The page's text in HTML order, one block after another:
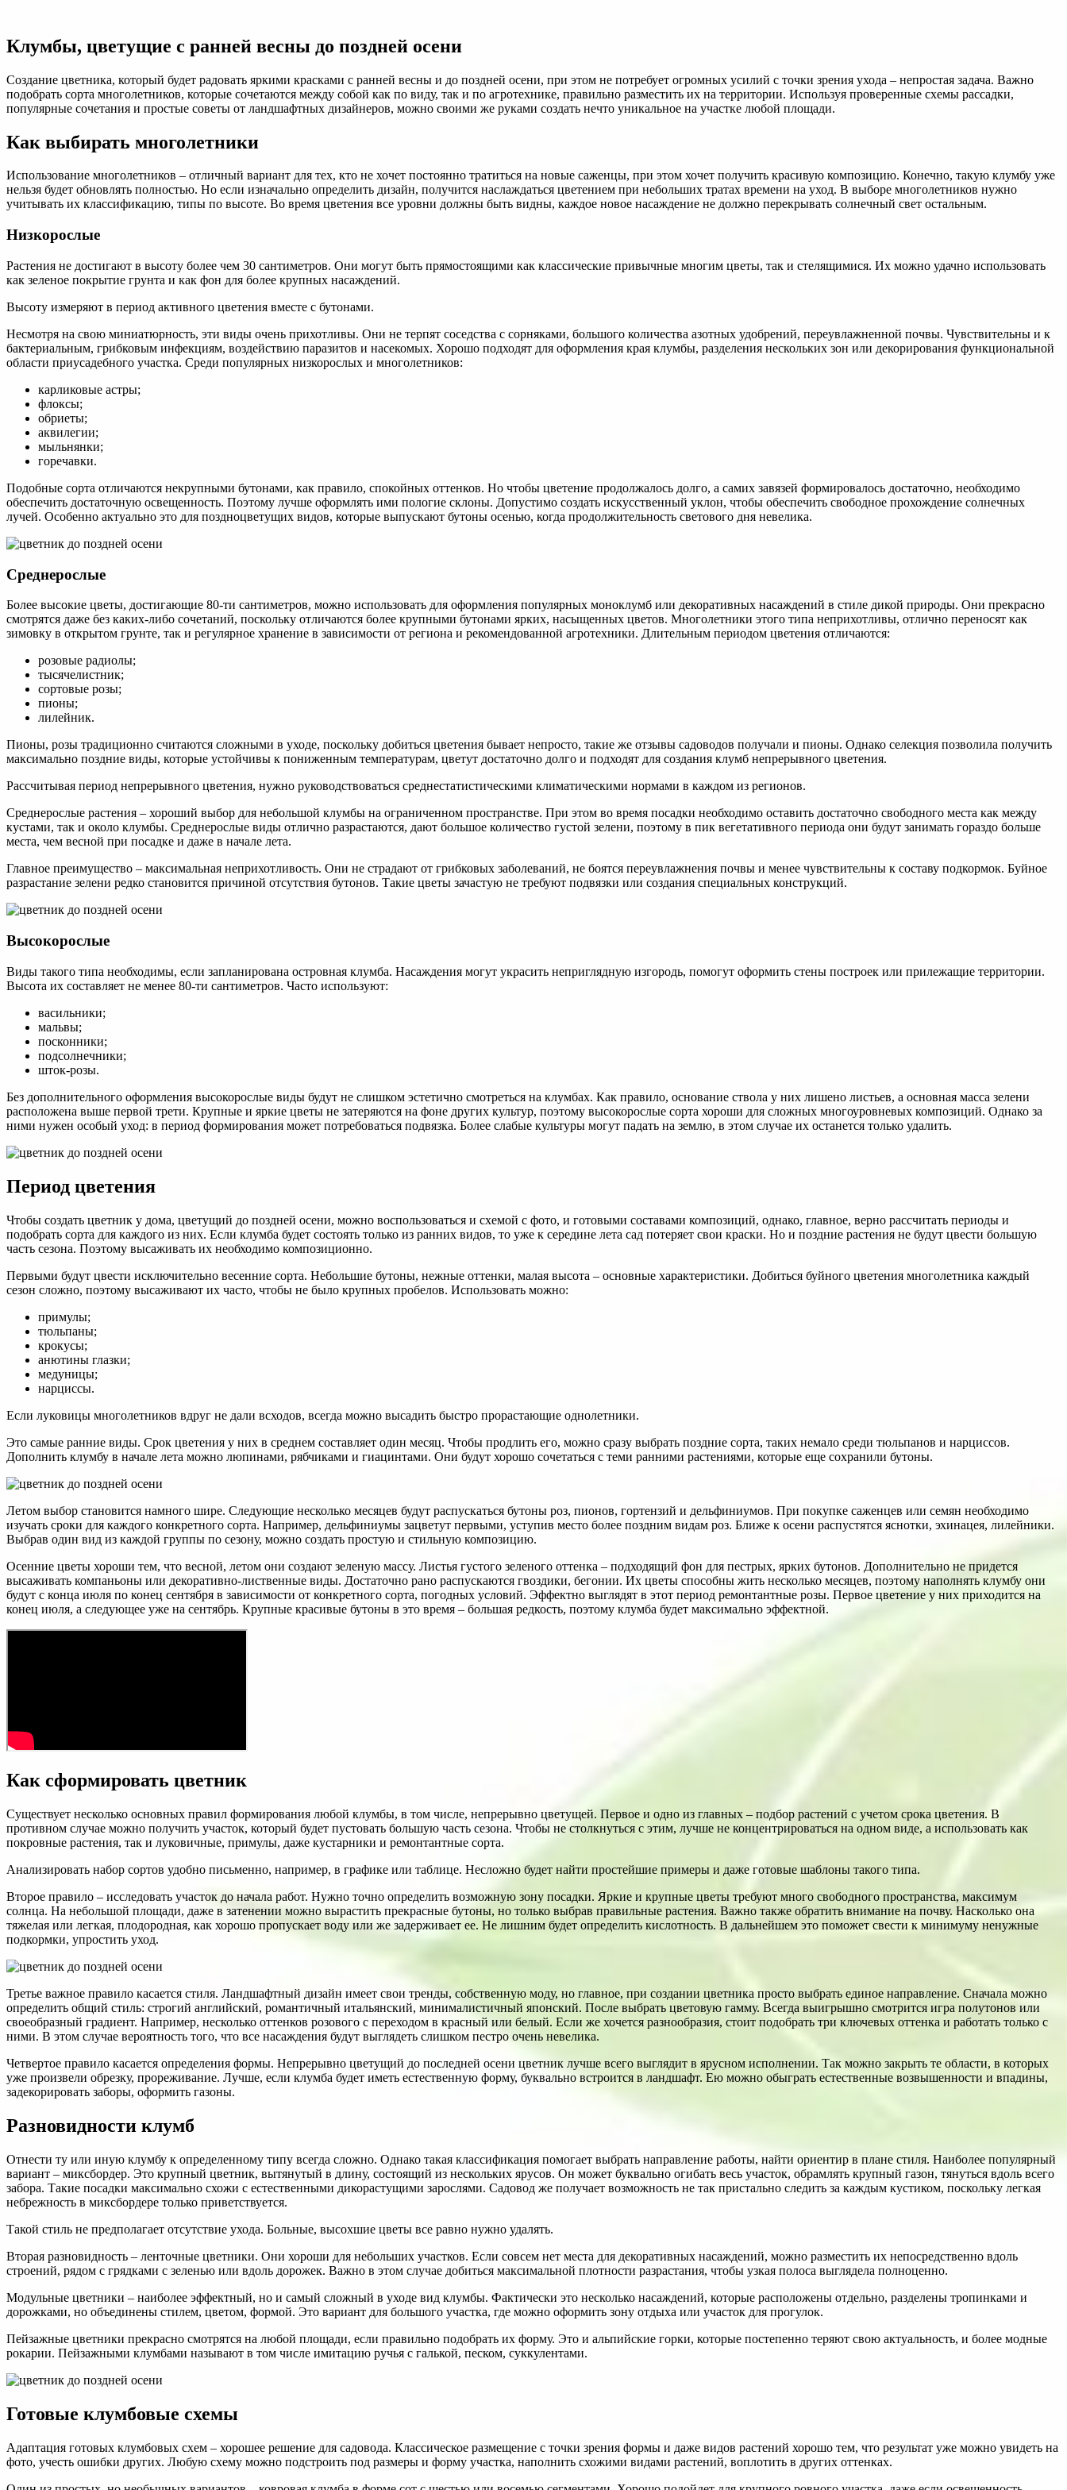
цветущий
поздней
осени
своими
руками:
фото,
варианты
посадки
Клумбы, цветущие с ранней весны до поздней осени
Создание цветника, который будет радовать яркими красками с ранней весны и до поздней осени, при этом не потребует огромных усилий с точки зрения ухода – непростая задача. Важно
подобрать сорта многолетников, которые сочетаются между собой как по виду, так и по агротехнике, правильно разместить их на территории. Используя проверенные схемы рассадки,
популярные сочетания и простые советы от ландшафтных дизайнеров, можно своими же руками создать нечто уникальное на участке любой площади.
Как выбирать многолетники
Использование многолетников – отличный вариант для тех, кто не хочет постоянно тратиться на новые саженцы, при этом хочет получить красивую композицию. Конечно, такую клумбу уже
нельзя будет обновлять полностью. Но если изначально определить дизайн, получится наслаждаться цветением при небольших тратах времени на уход. В выборе многолетников нужно
учитывать их классификацию, типы по высоте. Во время цветения все уровни должны быть видны, каждое новое насаждение не должно перекрывать солнечный свет остальным.
Низкорослые
Растения не достигают в высоту более чем 30 сантиметров. Они могут быть прямостоящими как классические привычные многим цветы, так и стелящимися. Их можно удачно использовать
как зеленое покрытие грунта и как фон для более крупных насаждений.
Высоту измеряют в период активного цветения вместе с бутонами.
Несмотря на свою миниатюрность, эти виды очень прихотливы. Они не терпят соседства с сорняками, большого количества азотных удобрений, переувлажненной почвы. Чувствительны и к
бактериальным, грибковым инфекциям, воздействию паразитов и насекомых. Хорошо подходят для оформления края клумбы, разделения нескольких зон или декорирования функциональной
области приусадебного участка. Среди популярных низкорослых и многолетников:
карликовые астры;
флоксы;
обриеты;
аквилегии;
мыльнянки;
горечавки.
Подобные сорта отличаются некрупными бутонами, как правило, спокойных оттенков. Но чтобы цветение продолжалось долго, а самих завязей формировалось достаточно, необходимо
обеспечить достаточную освещенность. Поэтому лучше оформлять ими пологие склоны. Допустимо создать искусственный уклон, чтобы обеспечить свободное прохождение солнечных
лучей. Особенно актуально это для поздноцветущих видов, которые выпускают бутоны осенью, когда продолжительность светового дня невелика.
Среднерослые
Более высокие цветы, достигающие 80-ти сантиметров, можно использовать для оформления популярных моноклумб или декоративных насаждений в стиле дикой природы. Они прекрасно
смотрятся даже без каких-либо сочетаний, поскольку отличаются более крупными бутонами ярких, насыщенных цветов. Многолетники этого типа неприхотливы, отлично переносят как
зимовку в открытом грунте, так и регулярное хранение в зависимости от региона и рекомендованной агротехники. Длительным периодом цветения отличаются:
розовые радиолы;
тысячелистник;
сортовые розы;
пионы;
лилейник.
Пионы, розы традиционно считаются сложными в уходе, поскольку добиться цветения бывает непросто, такие же отзывы садоводов получали и пионы. Однако селекция позволила получить
максимально поздние виды, которые устойчивы к пониженным температурам, цветут достаточно долго и подходят для создания клумб непрерывного цветения.
Рассчитывая период непрерывного цветения, нужно руководствоваться среднестатистическими климатическими нормами в каждом из регионов.
Среднерослые растения – хороший выбор для небольшой клумбы на ограниченном пространстве. При этом во время посадки необходимо оставить достаточно свободного места как между
кустами, так и около клумбы. Среднерослые виды отлично разрастаются, дают большое количество густой зелени, поэтому в пик вегетативного периода они будут занимать гораздо больше
места, чем весной при посадке и даже в начале лета.
Главное преимущество – максимальная неприхотливость. Они не страдают от грибковых заболеваний, не боятся переувлажнения почвы и менее чувствительны к составу подкормок. Буйное
разрастание зелени редко становится причиной отсутствия бутонов. Такие цветы зачастую не требуют подвязки или создания специальных конструкций.
Высокорослые
Виды такого типа необходимы, если запланирована островная клумба. Насаждения могут украсить неприглядную изгородь, помогут оформить стены построек или прилежащие территории.
Высота их составляет не менее 80-ти сантиметров. Часто используют:
васильники;
мальвы;
посконники;
подсолнечники;
шток-розы.
Без дополнительного оформления высокорослые виды будут не слишком эстетично смотреться на клумбах. Как правило, основание ствола у них лишено листьев, а основная масса зелени
расположена выше первой трети. Крупные и яркие цветы не затеряются на фоне других культур, поэтому высокорослые сорта хороши для сложных многоуровневых композиций. Однако за
ними нужен особый уход: в период формирования может потребоваться подвязка. Более слабые культуры могут падать на землю, в этом случае их останется только удалить.
Период цветения
Чтобы создать цветник у дома, цветущий до поздней осени, можно воспользоваться и схемой с фото, и готовыми составами композиций, однако, главное, верно рассчитать периоды и
подобрать сорта для каждого из них. Если клумба будет состоять только из ранних видов, то уже к середине лета сад потеряет свои краски. Но и поздние растения не будут цвести большую
часть сезона. Поэтому высаживать их необходимо композиционно.
Первыми будут цвести исключительно весенние сорта. Небольшие бутоны, нежные оттенки, малая высота – основные характеристики. Добиться буйного цветения многолетника каждый
сезон сложно, поэтому высаживают их часто, чтобы не было крупных пробелов. Использовать можно:
примулы;
тюльпаны;
крокусы;
анютины глазки;
медуницы;
нарциссы.
Если луковицы многолетников вдруг не дали всходов, всегда можно высадить быстро прорастающие однолетники.
Это самые ранние виды. Срок цветения у них в среднем составляет один месяц. Чтобы продлить его, можно сразу выбрать поздние сорта, таких немало среди тюльпанов и нарциссов.
Дополнить клумбу в начале лета можно люпинами, рябчиками и гиацинтами. Они будут хорошо сочетаться с теми ранними растениями, которые еще сохранили бутоны.
Летом выбор становится намного шире. Следующие несколько месяцев будут распускаться бутоны роз, пионов, гортензий и дельфиниумов. При покупке саженцев или семян необходимо
изучать сроки для каждого конкретного сорта. Например, дельфиниумы зацветут первыми, уступив место более поздним видам роз. Ближе к осени распустятся яснотки, эхинацея, лилейники.
Выбрав один вид из каждой группы по сезону, можно создать простую и стильную композицию.
Осенние цветы хороши тем, что весной, летом они создают зеленую массу. Листья густого зеленого оттенка – подходящий фон для пестрых, ярких бутонов. Дополнительно не придется
высаживать компаньоны или декоративно-лиственные виды. Достаточно рано распускаются гвоздики, бегонии. Их цветы способны жить несколько месяцев, поэтому наполнять клумбу они
будут с конца июля по конец сентября в зависимости от конкретного сорта, погодных условий. Эффектно выглядят в этот период ремонтантные розы. Первое цветение у них приходится на
конец июля, а следующее уже на сентябрь. Крупные красивые бутоны в это время – большая редкость, поэтому клумба будет максимально эффектной.
Как сформировать цветник
Существует несколько основных правил формирования любой клумбы, в том числе, непрерывно цветущей. Первое и одно из главных – подбор растений с учетом срока цветения. В
противном случае можно получить участок, который будет пустовать большую часть сезона. Чтобы не столкнуться с этим, лучше не концентрироваться на одном виде, а использовать как
покровные растения, так и луковичные, примулы, даже кустарники и ремонтантные сорта.
Анализировать набор сортов удобно письменно, например, в графике или таблице. Несложно будет найти простейшие примеры и даже готовые шаблоны такого типа.
Второе правило – исследовать участок до начала работ. Нужно точно определить возможную зону посадки. Яркие и крупные цветы требуют много свободного пространства, максимум
солнца. На небольшой площади, даже в затенении можно вырастить прекрасные бутоны, но только выбрав правильные растения. Важно также обратить внимание на почву. Насколько она
тяжелая или легкая, плодородная, как хорошо пропускает воду или же задерживает ее. Не лишним будет определить кислотность. В дальнейшем это поможет свести к минимуму ненужные
подкормки, упростить уход.
Третье важное правило касается стиля. Ландшафтный дизайн имеет свои тренды, собственную моду, но главное, при создании цветника просто выбрать единое направление. Сначала можно
определить общий стиль: строгий английский, романтичный итальянский, минималистичный японский. После выбрать цветовую гамму. Всегда выигрышно смотрится игра полутонов или
своеобразный градиент. Например, несколько оттенков розового с переходом в красный или белый. Если же хочется разнообразия, стоит подобрать три ключевых оттенка и работать только с
ними. В этом случае вероятность того, что все насаждения будут выглядеть слишком пестро очень невелика.
Четвертое правило касается определения формы. Непрерывно цветущий до последней осени цветник лучше всего выглядит в ярусном исполнении. Так можно закрыть те области, в которых
уже произвели обрезку, прореживание. Лучше, если клумба будет иметь естественную форму, буквально встроится в ландшафт. Ею можно обыграть естественные возвышенности и впадины,
задекорировать заборы, оформить газоны.
Разновидности клумб
Отнести ту или иную клумбу к определенному типу всегда сложно. Однако такая классификация помогает выбрать направление работы, найти ориентир в плане стиля. Наиболее популярный
вариант – миксбордер. Это крупный цветник, вытянутый в длину, состоящий из нескольких ярусов. Он может буквально огибать весь участок, обрамлять крупный газон, тянуться вдоль всего
забора. Такие посадки максимально схожи с естественными дикорастущими зарослями. Садовод же получает возможность не так пристально следить за каждым кустиком, поскольку легкая
небрежность в миксбордере только приветствуется.
Такой стиль не предполагает отсутствие ухода. Больные, высохшие цветы все равно нужно удалять.
Вторая разновидность – ленточные цветники. Они хороши для небольших участков. Если совсем нет места для декоративных насаждений, можно разместить их непосредственно вдоль
строений, рядом с грядками с зеленью или вдоль дорожек. Важно в этом случае добиться максимальной плотности разрастания, чтобы узкая полоса выглядела полноценно.
Модульные цветники – наиболее эффектный, но и самый сложный в уходе вид клумбы. Фактически это несколько насаждений, которые расположены отдельно, разделены тропинками и
дорожками, но объединены стилем, цветом, формой. Это вариант для большого участка, где можно оформить зону отдыха или участок для прогулок.
Пейзажные цветники прекрасно смотрятся на любой площади, если правильно подобрать их форму. Это и альпийские горки, которые постепенно теряют свою актуальность, и более модные
рокарии. Пейзажными клумбами называют в том числе имитацию ручья с галькой, песком, суккулентами.
Готовые клумбовые схемы
Адаптация готовых клумбовых схем – хорошее решение для садовода. Классическое размещение с точки зрения формы и даже видов растений хорошо тем, что результат уже можно увидеть на
фото, учесть ошибки других. Любую схему можно подстроить под размеры и форму участка, наполнить схожими видами растений, воплотить в других оттенках.